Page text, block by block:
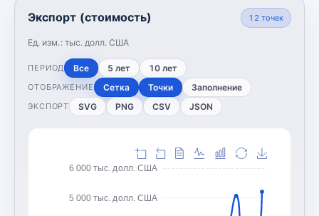
Экспорт (стоимость)
Ед. изм.: тыс. долл. США
12 точек
ПЕРИОД Все 5 лет 10 лет
ОТОБРАЖЕНИЕ Сетка Точки Заполнение
ЭКСПОРТ SVG PNG CSV JSON
5 000 тыс. долл. США
6 000 тыс. долл. США